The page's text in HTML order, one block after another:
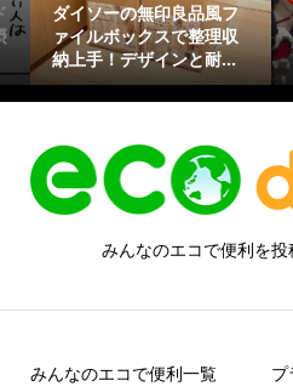
ダイソーの無印良品風フ
ァイルボックスで整理収
納上手！デザインと耐...
みんなのエコで便利を
みんなのエコで便利一覧 プ